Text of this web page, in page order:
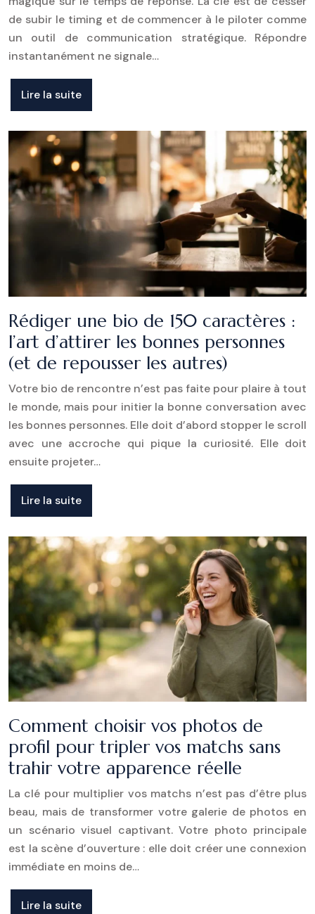
de subir le timing et de commencer à le piloter comme
un outil de communication stratégique. Répondre
instantanément ne signale…
Lire la suite
Rédiger une bio de 150 caractères :
l’art d’attirer les bonnes personnes
(et de repousser les autres)
Votre bio de rencontre n’est pas faite pour plaire à tout
le monde, mais pour initier la bonne conversation avec
les bonnes personnes. Elle doit d’abord stopper le scroll
avec une accroche qui pique la curiosité. Elle doit
ensuite projeter…
Lire la suite
Comment choisir vos photos de
profil pour tripler vos matchs sans
trahir votre apparence réelle
La clé pour multiplier vos matchs n’est pas d’être plus
beau, mais de transformer votre galerie de photos en
un scénario visuel captivant. Votre photo principale
est la scène d’ouverture : elle doit créer une connexion
immédiate en moins de…
Lire la suite